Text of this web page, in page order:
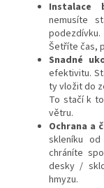
Instalace
nemusíte
Šetříte čas,
Snadné
efektivitu.
ty vložit do
To stačí k
větru.
Ochrana a
skleníku
chráníte
desky /
hmyzu.